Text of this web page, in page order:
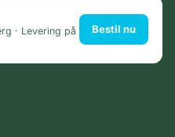
· Levering på
Bestil nu